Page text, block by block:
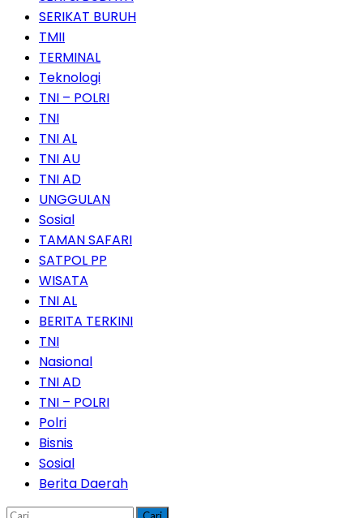
SERIKAT BURUH
TMII
TERMINAL
Teknologi
TNI – POLRI
TNI
TNI AL
TNI AU
TNI AD
UNGGULAN
Sosial
TAMAN SAFARI
SATPOL PP
WISATA
TNI AL
BERITA TERKINI
TNI
Nasional
TNI AD
TNI – POLRI
Polri
Bisnis
Sosial
Berita Daerah
Cari